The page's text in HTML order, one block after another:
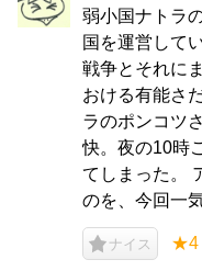
弱小国ナトラ
国を運営して
戦争とそれに
おける有能さ
ラのポンコツ
快。夜の10時
てしまった。
のを、今回一
ナイス ★4